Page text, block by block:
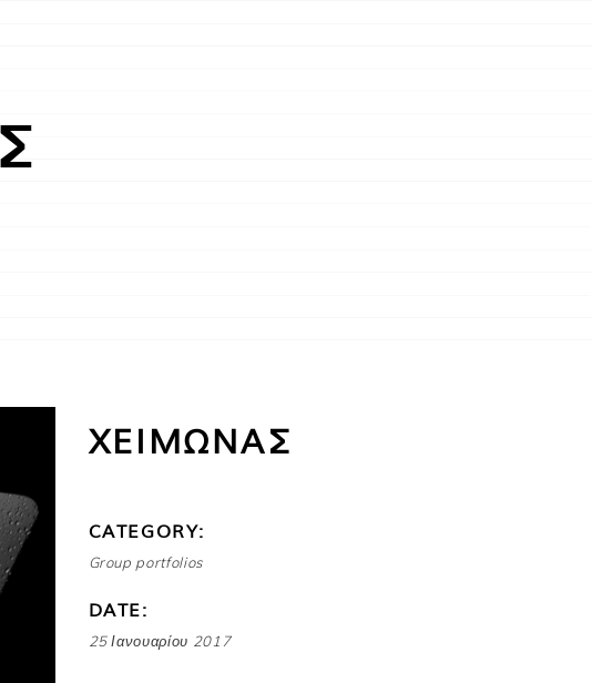
ΧΕΙΜΩΝΑΣ
CATEGORY:
Group portfolios
DATE:
25 Ιανουαρίου 2017